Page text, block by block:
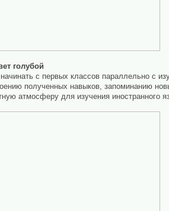
голубой
с первых классов параллельно с
полученных навыков, запоминанию
атмосферу для изучения иностранного